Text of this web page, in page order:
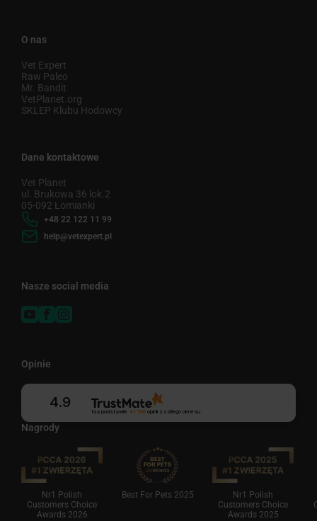
O nas
Vet Expert
Raw Paleo
Mr. Bandit
VetPlanet.org
SKLEP Klubu Hodowcy
Dane kontaktowe
Vet Planet
ul. Brukowa 36 lok.2
05-092 Łomianki
+48 22 122 11 99
help@vetexpert.pl
Nasze social media
Nagrody
Nr1 Polish
Customers Choice
Awards 2026
Best For Pets 2025
Nr1 Polish
Customers Choice
Awards 2025
Opinie
4.9
Na podstawie 41 706opinii z całego okresu